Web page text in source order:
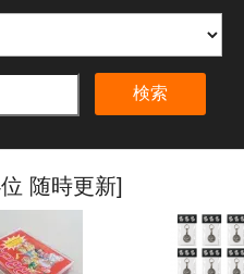
検索
随時更新]